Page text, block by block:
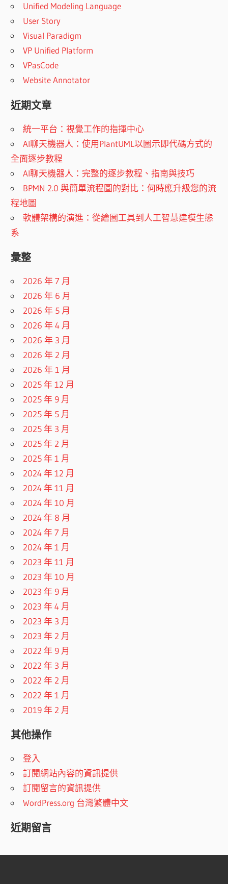
Unified Modeling Language
User Story
Visual Paradigm
VP Unified Platform
VPasCode
Website Annotator
近期文章
統一平台：視覺工作的指揮中心
AI聊天機器人：使用PlantUML以圖示即代碼方式的
全面逐步教程
AI聊天機器人：完整的逐步教程、指南與技巧
BPMN 2.0 與簡單流程圖的對比：何時應升級您的流
程地圖
軟體架構的演進：從繪圖工具到人工智慧建模生態
系
彙整
2026 年 7 月
2026 年 6 月
2026 年 5 月
2026 年 4 月
2026 年 3 月
2026 年 2 月
2026 年 1 月
2025 年 12 月
2025 年 9 月
2025 年 5 月
2025 年 3 月
2025 年 2 月
2025 年 1 月
2024 年 12 月
2024 年 11 月
2024 年 10 月
2024 年 8 月
2024 年 7 月
2024 年 1 月
2023 年 11 月
2023 年 10 月
2023 年 9 月
2023 年 4 月
2023 年 3 月
2023 年 2 月
2022 年 9 月
2022 年 3 月
2022 年 2 月
2022 年 1 月
2019 年 2 月
其他操作
登入
訂閱網站內容的資訊提供
訂閱留言的資訊提供
WordPress.org 台灣繁體中文
近期留言